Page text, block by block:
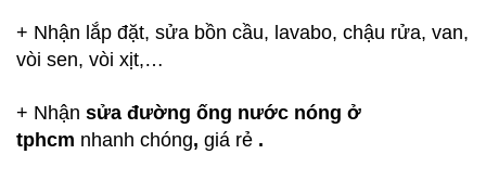
+ Nhận lắp đặt, sửa bồn cầu, lavabo, chậu rửa, van,
vòi sen, vòi xịt,…
+ Nhận sửa đường ống nước nóng ở
tphcm nhanh chóng, giá rẻ .